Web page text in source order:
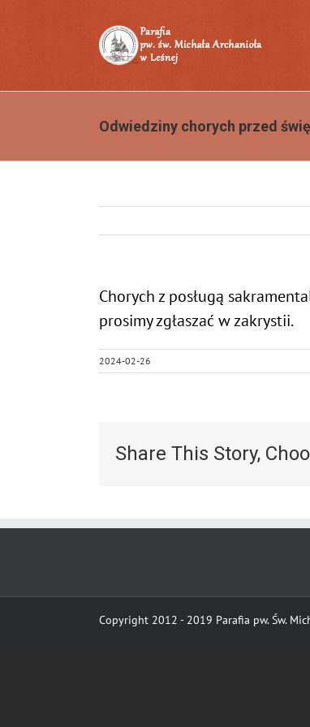
Odwiedziny chorych przed
Chorych z posługą
prosimy zgłaszać w zakrystii.
2024-02-26
Share This Story,
Copyright 2012 - 2019 Parafia pw. Św.